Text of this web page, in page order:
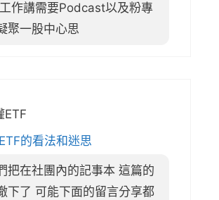
作講需要Podcast以及粉專
聚一股中心思
ETF
的看法和迷思
把在社團內的記事本 這篇的
下了 可能下面的留言分享都